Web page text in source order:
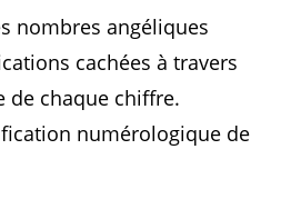
nombres angéliques
cachées à travers
de chaque chiffre.
numérologique de